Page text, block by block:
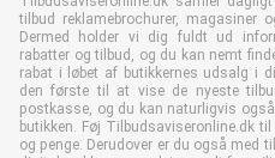
tilbud reklamebrochurer, magasiner
Dermed holder vi dig fuldt ud
rabatter og tilbud, og du kan nemt
rabat i løbet af butikkernes udsalg i
den første til at vise de nyeste
postkasse, og du kan naturligvis
butikken. Føj Tilbudsaviseronline.dk
og penge. Derudover er du også med